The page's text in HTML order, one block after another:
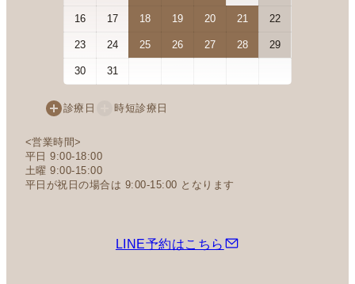
16 17 18 19 20 21 22
23 24 25 26 27 28 29
30 31
診療日 時短診療日
<営業時間>
平日 9:00-18:00
土曜 9:00-15:00
平日が祝日の場合は 9:00-15:00 となります
LINE予約はこちら